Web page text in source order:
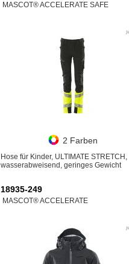
MASCOT® ACCELERATE SAFE
2 Farben
Hose für Kinder, ULTIMATE STRETCH,
wasserabweisend, geringes Gewicht
18935-249
MASCOT® ACCELERATE